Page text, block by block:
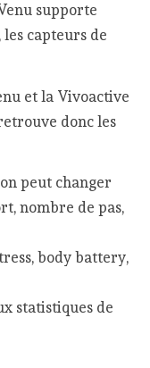
supporte
capteurs de
et la Vivoactive
donc les
peut changer
nombre de pas,
body battery,
statistiques de